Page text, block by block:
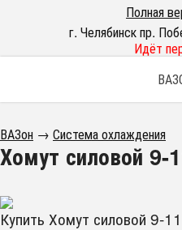
Полная
г. Челябинск пр.
Идёт
ВАЗон → Система охлаждения
Хомут силовой
Купить Хомут силовой 9-